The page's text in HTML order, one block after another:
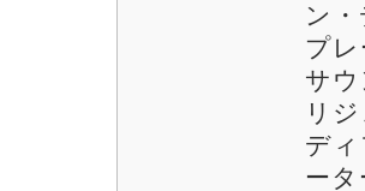
ン
プ
サ
リ
デ
ー